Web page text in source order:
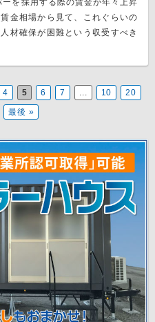
を採用する際の賃金が年々上昇
金相場から見て、これぐらいの
材確保が困難という収受すべき
4 5 6 7 ... 10
20
最後 »